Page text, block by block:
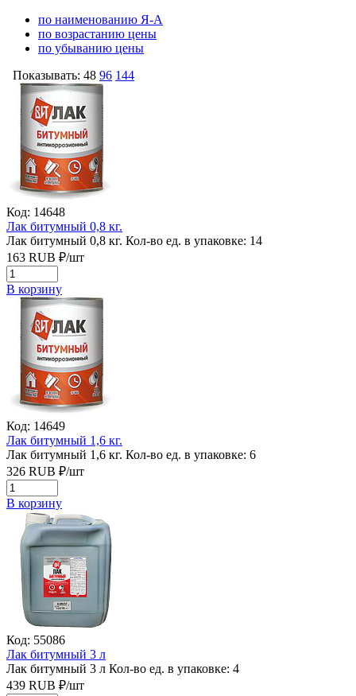
по наименованию Я-А
по возрастанию цены
по убыванию цены
Показывать: 48 96 144
Код: 14648
Лак битумный 0,8 кг.
Лак битумный 0,8 кг. Кол-во ед. в упаковке: 14
163 RUB ₽/шт
В корзину
Код: 14649
Лак битумный 1,6 кг.
Лак битумный 1,6 кг. Кол-во ед. в упаковке: 6
326 RUB ₽/шт
В корзину
Код: 55086
Лак битумный 3 л
Лак битумный 3 л Кол-во ед. в упаковке: 4
439 RUB ₽/шт